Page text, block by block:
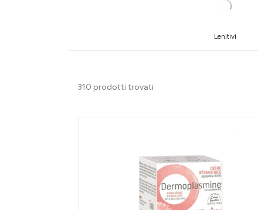
Lenitivi
310 prodotti trovati